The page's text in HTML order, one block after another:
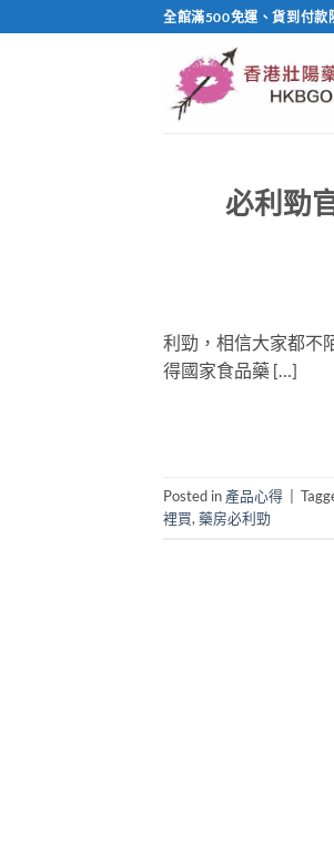
to
全館滿500免運、貨到付款
必利勁
利勁，相信大家都不
得國家食品藥 […]
Posted in 產品心得
裡買, 藥房必利勁